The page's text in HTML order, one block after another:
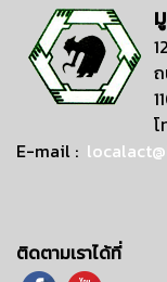
E-mail :
ติดตามเราได้ที่